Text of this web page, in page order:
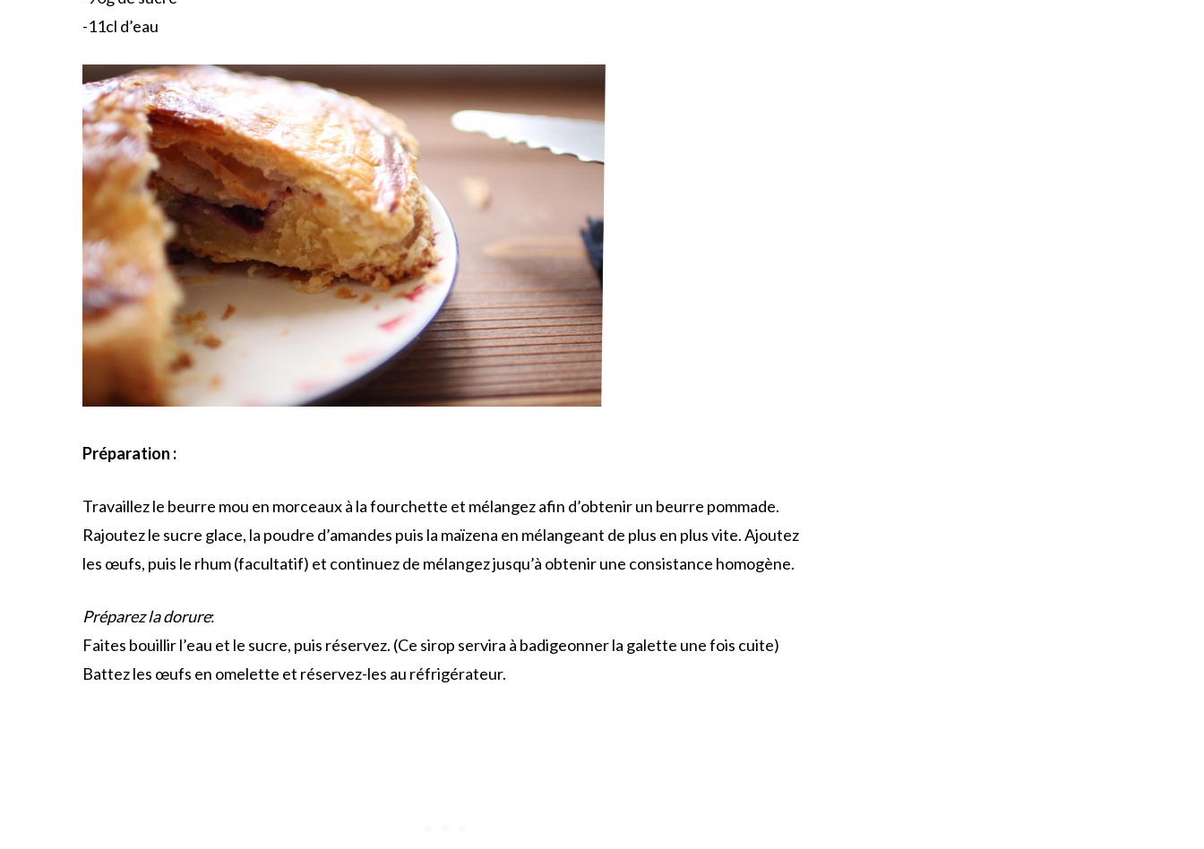
-11cl d’eau
Préparation :
Travaillez le beurre mou en morceaux à la fourchette et mélangez afin d’obtenir un beurre pommade.
Rajoutez le sucre glace, la poudre d’amandes puis la maïzena en mélangeant de plus en plus vite. Ajoutez
les œufs, puis le rhum (facultatif) et continuez de mélangez jusqu’à obtenir une consistance homogène.
Préparez la dorure:
Faites bouillir l’eau et le sucre, puis réservez. (Ce sirop servira à badigeonner la galette une fois cuite)
Battez les œufs en omelette et réservez-les au réfrigérateur.